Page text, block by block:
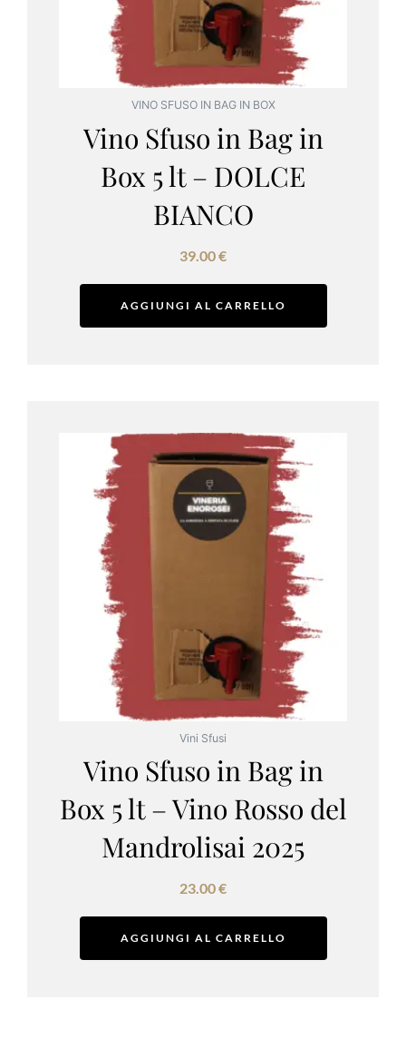
VINO SFUSO IN BAG IN BOX
Vino Sfuso in Bag in
Box 5 lt – DOLCE
BIANCO
39.00€
AGGIUNGI AL CARRELLO
Vini Sfusi
Vino Sfuso in Bag in
Box 5 lt – Vino Rosso del
Mandrolisai 2025
23.00€
AGGIUNGI AL CARRELLO